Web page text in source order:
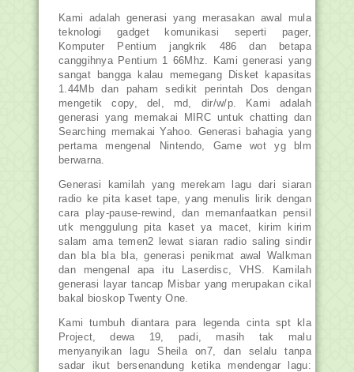
Kami adalah generasi yang merasakan awal mula
teknologi gadget komunikasi seperti pager,
Komputer Pentium jangkrik 486 dan betapa
canggihnya Pentium 1 66Mhz. Kami generasi yang
sangat bangga kalau memegang Disket kapasitas
1.44Mb dan paham sedikit perintah Dos dengan
mengetik copy, del, md, dir/w/p. Kami adalah
generasi yang memakai MIRC untuk chatting dan
Searching memakai Yahoo. Generasi bahagia yang
pertama mengenal Nintendo, Game wot yg blm
berwarna.
Generasi kamilah yang merekam lagu dari siaran
radio ke pita kaset tape, yang menulis lirik dengan
cara play-pause-rewind, dan memanfaatkan pensil
utk menggulung pita kaset ya macet, kirim kirim
salam ama temen2 lewat siaran radio saling sindir
dan bla bla bla, generasi penikmat awal Walkman
dan mengenal apa itu Laserdisc, VHS. Kamilah
generasi layar tancap Misbar yang merupakan cikal
bakal bioskop Twenty One.
Kami tumbuh diantara para legenda cinta spt kla
Project, dewa 19, padi, masih tak malu
menyanyikan lagu Sheila on7, dan selalu tanpa
sadar ikut bersenandung ketika mendengar lagu: